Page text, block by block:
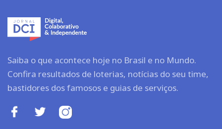
Saiba o que acontece hoje no Brasil e no Mundo.
Confira resultados de loterias, notícias do seu time,
bastidores dos famosos e guias de serviços.